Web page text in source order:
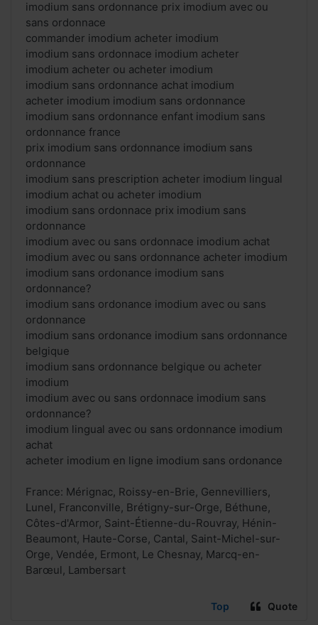
imodium sans ordonnance prix imodium avec ou
sans ordonnace
commander imodium acheter imodium
imodium sans ordonnace imodium acheter
imodium acheter ou acheter imodium
imodium sans ordonnance achat imodium
acheter imodium imodium sans ordonnance
imodium sans ordonnance enfant imodium sans
ordonnance france
prix imodium sans ordonnance imodium sans
ordonnance
imodium sans prescription acheter imodium lingual
imodium achat ou acheter imodium
imodium sans ordonnace prix imodium sans
ordonnance
imodium avec ou sans ordonnace imodium achat
imodium avec ou sans ordonnance acheter imodium
imodium sans ordonance imodium sans
ordonnance?
imodium sans ordonance imodium avec ou sans
ordonnance
imodium sans ordonance imodium sans ordonnance
belgique
imodium sans ordonnance belgique ou acheter
imodium
imodium avec ou sans ordonnace imodium sans
ordonnance?
imodium lingual avec ou sans ordonnance imodium
achat
acheter imodium en ligne imodium sans ordonance
France: Mérignac, Roissy-en-Brie, Gennevilliers,
Lunel, Franconville, Brétigny-sur-Orge, Béthune,
Côtes-d'Armor, Saint-Étienne-du-Rouvray, Hénin-
Beaumont, Haute-Corse, Cantal, Saint-Michel-sur-
Orge, Vendée, Ermont, Le Chesnay, Marcq-en-
Barœul, Lambersart
Top Quote